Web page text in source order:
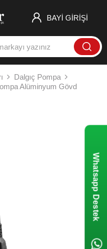
BAYİ GİRİŞİ
Dalgıç Pompa
Alüminyum Gövd
Whatsapp Destek